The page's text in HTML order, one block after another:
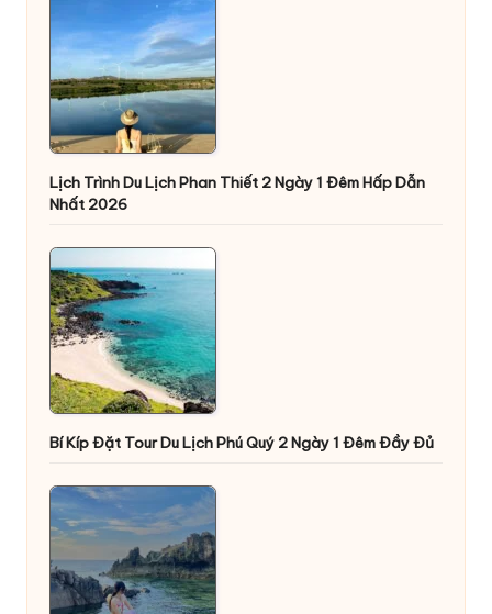
Lịch Trình Du Lịch Phan Thiết 2 Ngày 1 Đêm Hấp Dẫn
Nhất 2026
Bí Kíp Đặt Tour Du Lịch Phú Quý 2 Ngày 1 Đêm Đầy Đủ